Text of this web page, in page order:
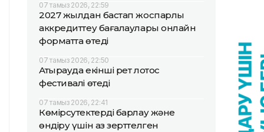
07 тамыз 2026, 22:59
2027 жылдан бастап жоспарлы
аккредиттеу бағалаулары онлайн
форматта өтеді
07 тамыз 2026, 22:50
Атырауда екінші рет лотос
фестивалі өтеді
07 тамыз 2026, 22:41
Көмірсутектерді барлау және
өндіру үшін аз зерттелген